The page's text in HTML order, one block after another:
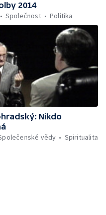
2014
Společnost Politika
Nikdo
vědy Spiritualita